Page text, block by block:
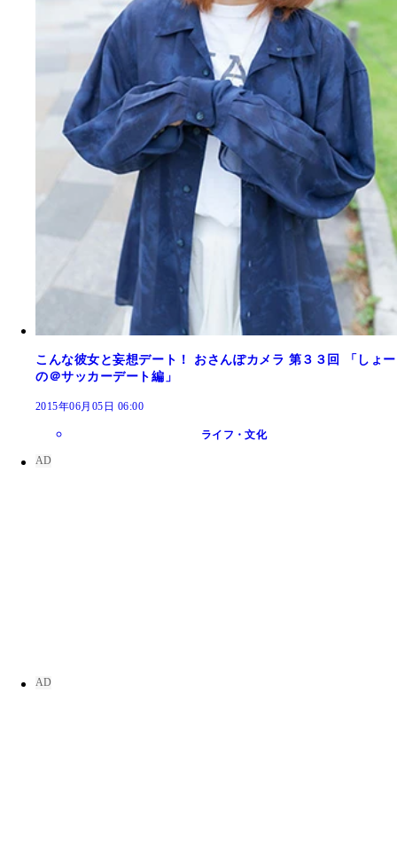
こんな彼女と妄想デート！ おさんぽカメラ 第３３回 「しょー
の＠サッカーデート編」
2015年06月05日 06:00
ライフ・文化